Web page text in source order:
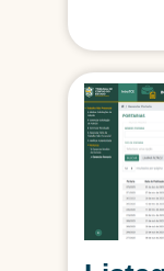
solicitem
gestores
para
todas
com